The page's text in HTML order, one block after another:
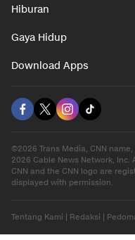
Hiburan
Gaya Hidup
Download Apps
©2026 Trans Media, CNN
2026 Cable News Network, Inc.
CNN and the CNN logo are
displayed with permission.
Tentang Kami Redaksi